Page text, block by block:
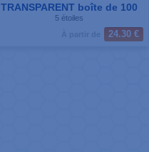
TRANSPARENT boîte de 100
5 étoiles
24.30 €